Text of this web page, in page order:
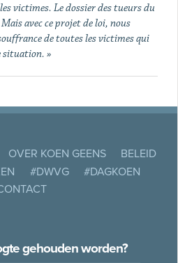
victimes. Le dossier des tueurs du
avec ce projet de loi, nous
de toutes les victimes qui
situation. »
OVER KOEN GEENS
BELEID
#DWVG
#DAGKOEN
gehouden worden?